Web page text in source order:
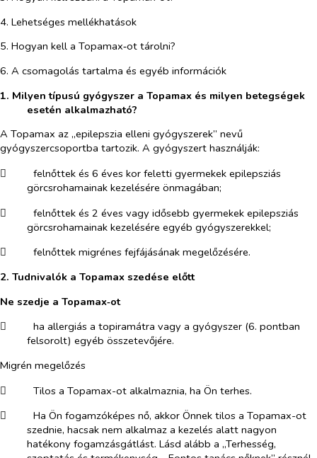
4. Lehetséges mellékhatások
5. Hogyan kell a Topamax‑ot tárolni?
6. A csomagolás tartalma és egyéb információk
1. Milyen típusú gyógyszer a Topamax és milyen betegségek
esetén alkalmazható?
A Topamax az „epilepszia elleni gyógyszerek” nevű
gyógyszercsoportba tartozik. A gyógyszert használják:
​
felnőttek és 6 éves kor feletti gyermekek epilepsziás
görcsrohamainak kezelésére önmagában;
​
felnőttek és 2 éves vagy idősebb gyermekek epilepsziás
görcsrohamainak kezelésére egyéb gyógyszerekkel;
​
felnőttek migrénes fejfájásának megelőzésére.
2. Tudnivalók a Topamax szedése előtt
Ne szedje a Topamax‑ot
​
ha allergiás a topiramátra vagy a gyógyszer (6. pontban
felsorolt) egyéb összetevőjére.
Migrén megelőzés
​
Tilos a Topamax-ot alkalmaznia, ha Ön terhes.
​
Ha Ön fogamzóképes nő, akkor Önnek tilos a Topamax-ot
szednie, hacsak nem alkalmaz a kezelés alatt nagyon
hatékony fogamzásgátlást. Lásd alább a „Terhesség,